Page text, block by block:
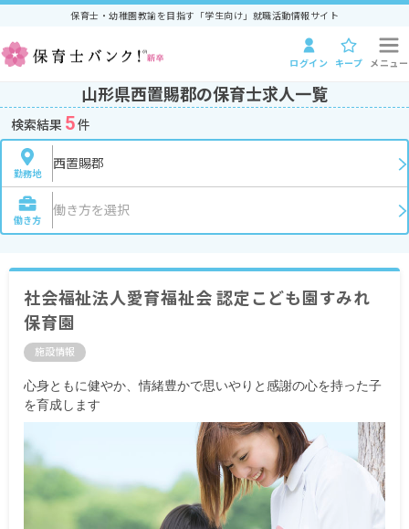
保育士・幼稚園教諭を目指す「学生向け」就職活動情報サイト
ログイン キープ メニュー
山形県西置賜郡の保育士求人一覧
検索結果 5件
勤務地
西置賜郡
働き方
働き方を選択
社会福祉法人愛育福祉会 認定こども園すみれ
保育園
施設情報
心身ともに健やか、情緒豊かで思いやりと感謝の心を持った子
を育成します